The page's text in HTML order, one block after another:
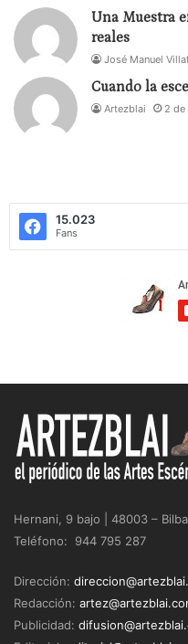
Una Muestra
reales
José Manuel
Cuando la
Artezblai 2
15.023
Fans
Hernani, 9 bajo | 48003 –
Teléfono: 944 795 287
Dirección:
Redacción:
Publicidad: